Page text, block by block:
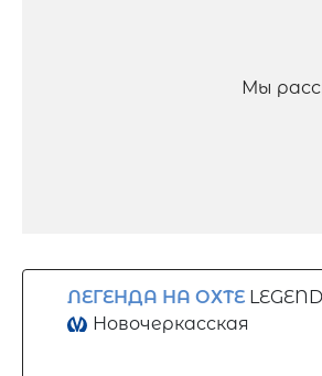
Мы
ЛЕГЕНДА НА ОХТЕ
Новочеркасская